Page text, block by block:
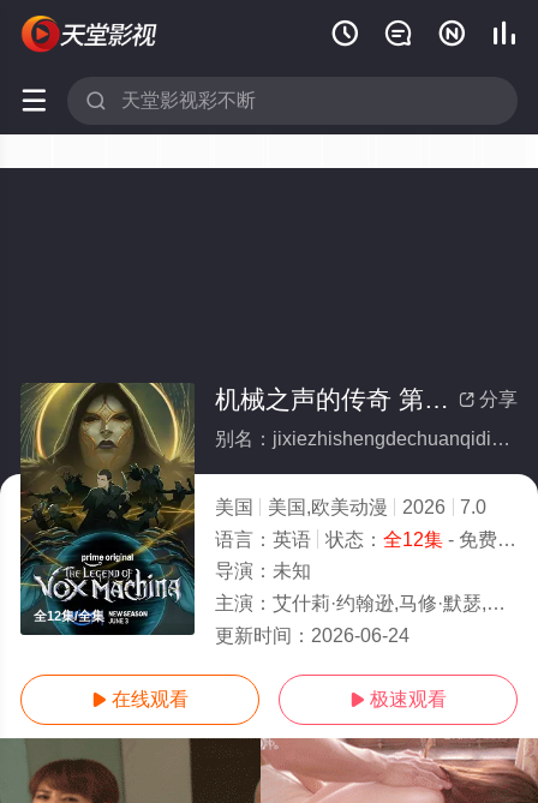
   
 
全12集/全集
 分享
机械之声的传奇 第四季(全集)
别名：jixiezhishengdechuanqidisiji
美国 美国,欧美动漫 2026
7.0
语言： 英语 状态： 全12集- 免费在线观看
导演： 未知
主演： 艾什莉·约翰逊,马修·默瑟,连姆·奥布赖恩,特拉维斯·威林厄姆,萨姆·里格尔,塔利
更新时间： 2026-06-24
 在线观看  极速观看